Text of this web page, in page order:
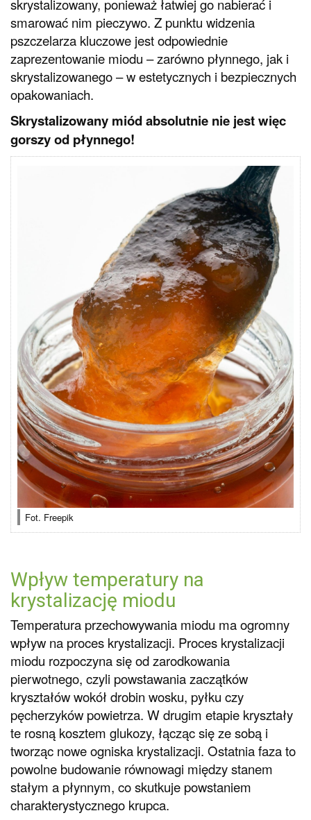
skrystalizowany, ponieważ łatwiej go nabierać i
smarować nim pieczywo. Z punktu widzenia
pszczelarza kluczowe jest odpowiednie
zaprezentowanie miodu – zarówno płynnego, jak i
skrystalizowanego – w estetycznych i bezpiecznych
opakowaniach.
Skrystalizowany miód absolutnie nie jest więc
gorszy od płynnego!
Fot. Freepik
Wpływ temperatury na
krystalizację miodu
Temperatura przechowywania miodu ma ogromny
wpływ na proces krystalizacji. Proces krystalizacji
miodu rozpoczyna się od zarodkowania
pierwotnego, czyli powstawania zaczątków
kryształów wokół drobin wosku, pyłku czy
pęcherzyków powietrza. W drugim etapie kryształy
te rosną kosztem glukozy, łącząc się ze sobą i
tworząc nowe ogniska krystalizacji. Ostatnia faza to
powolne budowanie równowagi między stanem
stałym a płynnym, co skutkuje powstaniem
charakterystycznego krupca.